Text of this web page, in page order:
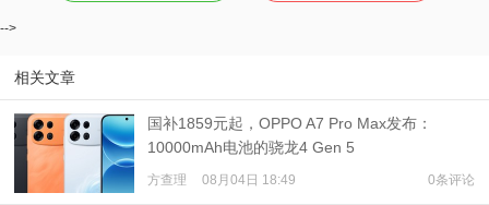
-->
相关文章
国补1859元起，OPPO A7 Pro Max发布：
10000mAh电池的骁龙4 Gen 5
方查理 08月04日 18:49 0条评论